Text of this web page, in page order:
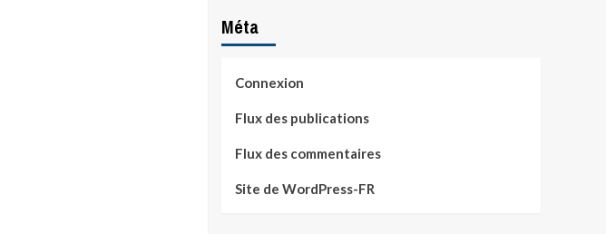
Méta
Connexion
Flux des publications
Flux des commentaires
Site de WordPress-FR